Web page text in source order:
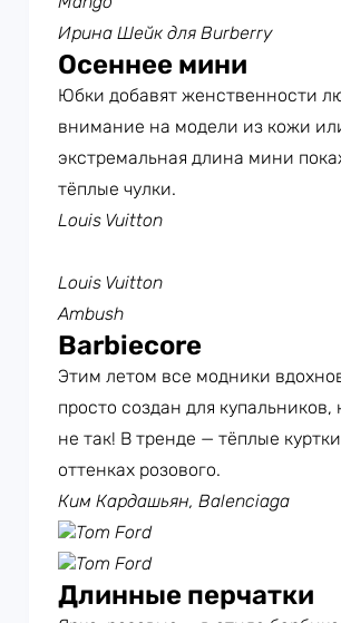
Ирина Шейк для Burberry
Осеннее мини
Юбки добавят женственности
внимание на модели из кожи
экстремальная длина мини
тёплые чулки.
Louis Vuitton
Louis Vuitton
Ambush
Barbiecore
Этим летом все модники
просто создан для
не так! В тренде — тёплые
оттенках розового.
Ким Кардашьян, Balenciaga
Tom Ford
Tom Ford
Длинные перчатки